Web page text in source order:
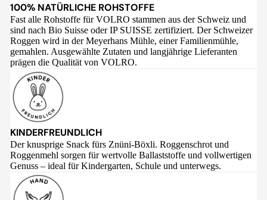
100% NATÜRLICHE ROHSTOFFE
Fast alle Rohstoffe für VOLRO stammen aus der Schweiz und
sind nach Bio Suisse oder IP SUISSE zertifiziert. Der Schweizer
Roggen wird in der Meyerhans Mühle, einer Familienmühle,
gemahlen. Ausgewählte Zutaten und langjährige Lieferanten
prägen die Qualität von VOLRO.
KINDERFREUNDLICH
Der knusprige Snack fürs Znüni-Böxli. Roggenschrot und
Roggenmehl sorgen für wertvolle Ballaststoffe und vollwertigen
Genuss – ideal für Kindergarten, Schule und unterwegs.